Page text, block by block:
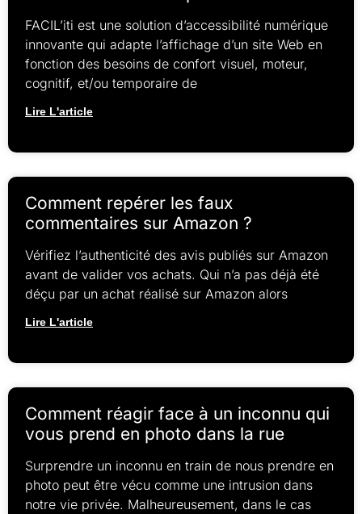
FACIL’iti est une solution d’accessibilité numérique
innovante qui adapte l’affichage d’un site Web en
fonction des besoins de confort visuel, moteur,
cognitif, et/ou temporaire de
Lire L'article
Comment repérer les faux
commentaires sur Amazon ?
Vérifiez l’authenticité des avis publiés sur Amazon
avant de valider vos achats. Qui n’a pas déjà été
déçu par un achat réalisé sur Amazon alors
Lire L'article
Comment réagir face à un inconnu qui
vous prend en photo dans la rue
Surprendre un inconnu en train de nous prendre en
photo peut être vécu comme une intrusion dans
notre vie privée. Malheureusement, dans le cas